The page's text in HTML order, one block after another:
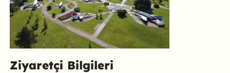
Ziyaretçi Bilgileri